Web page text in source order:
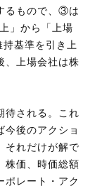
るもので、③は
」から「上場
基準を引き上
上場会社は株
待される。これ
今後のアクショ
それだけが解で
株価、時価総額
ポレート・アク